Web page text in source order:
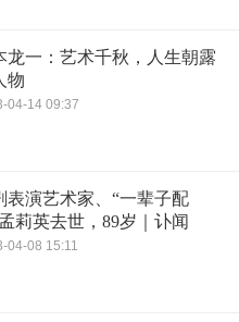
龙一：艺术千秋，人生朝露
物
04-14 09:37
表演艺术家、“一辈子配
莉英去世，89岁｜讣闻
04-08 15:11